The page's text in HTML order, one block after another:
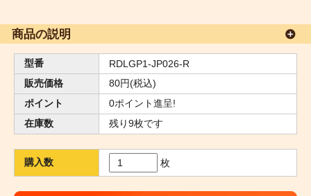
商品の説明
型番
RDLGP1-JP026-R
販売価格
80円(税込)
ポイント
0ポイント進呈!
在庫数
残り9枚です
購入数 枚